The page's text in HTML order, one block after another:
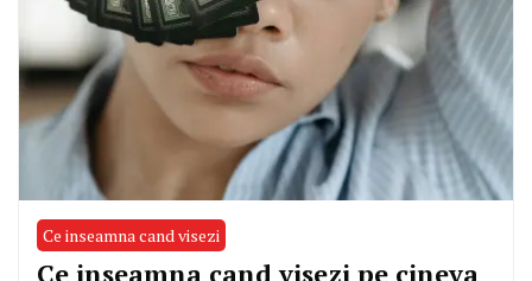
Ce inseamna cand visezi
Ce inseamna cand visezi pe cineva